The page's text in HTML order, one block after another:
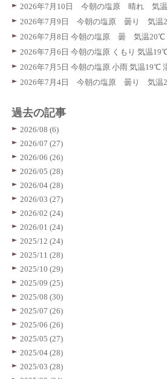
2026年7月10日 今朝の塩原 晴れ 気
2026年7月9日 今朝の塩原 曇り 気温
2026年7月8日 今朝の塩原 曇 気温
2026年7月6日 今朝の塩原 くもり 気温
2026年7月5日 今朝の塩原 小雨 気温19℃
2026年7月4日 今朝の塩原 曇り 気温
過去の記事
2026/08 (6)
2026/07 (27)
2026/06 (26)
2026/05 (28)
2026/04 (28)
2026/03 (27)
2026/02 (24)
2026/01 (24)
2025/12 (24)
2025/11 (28)
2025/10 (29)
2025/09 (25)
2025/08 (30)
2025/07 (26)
2025/06 (26)
2025/05 (27)
2025/04 (28)
2025/03 (28)